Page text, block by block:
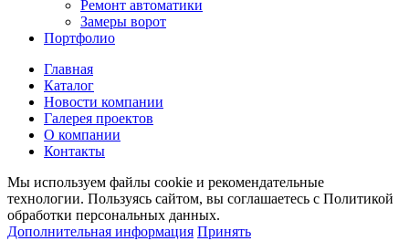
Ремонт автоматики
Замеры ворот
Портфолио
Главная
Каталог
Новости компании
Галерея проектов
О компании
Контакты
Мы используем файлы cookie и рекомендательные
технологии. Пользуясь сайтом, вы соглашаетесь с Политикой
обработки персональных данных.
Дополнительная информация Принять